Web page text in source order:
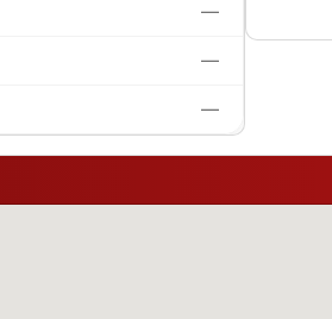
—
—
—